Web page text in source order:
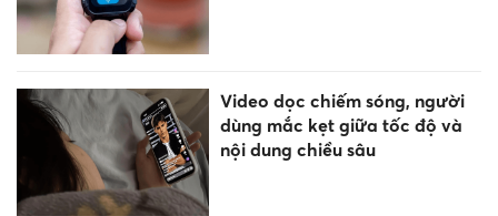
Video dọc chiếm sóng, người
dùng mắc kẹt giữa tốc độ và
nội dung chiều sâu